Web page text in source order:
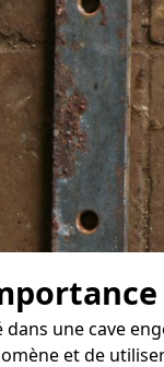
une cave
et de